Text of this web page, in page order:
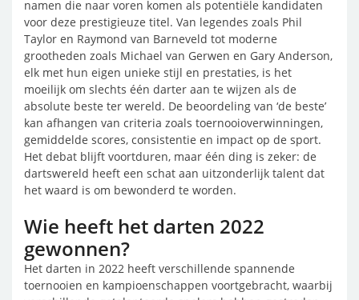
namen die naar voren komen als potentiële kandidaten
voor deze prestigieuze titel. Van legendes zoals Phil
Taylor en Raymond van Barneveld tot moderne
grootheden zoals Michael van Gerwen en Gary Anderson,
elk met hun eigen unieke stijl en prestaties, is het
moeilijk om slechts één darter aan te wijzen als de
absolute beste ter wereld. De beoordeling van ‘de beste’
kan afhangen van criteria zoals toernooioverwinningen,
gemiddelde scores, consistentie en impact op de sport.
Het debat blijft voortduren, maar één ding is zeker: de
dartswereld heeft een schat aan uitzonderlijk talent dat
het waard is om bewonderd te worden.
Wie heeft het darten 2022
gewonnen?
Het darten in 2022 heeft verschillende spannende
toernooien en kampioenschappen voortgebracht, waarbij